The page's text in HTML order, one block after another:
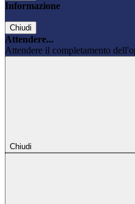
Informazione
Chiudi
Attendere...
Attendere il completamento
Chiudi